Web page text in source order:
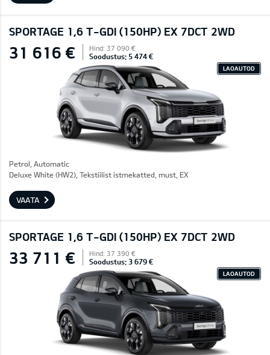
SPORTAGE 1,6 T-GDI (150HP) EX 7DCT 2WD
31 616 € Hind: 37 090 €
Soodustus: 5 474 €
LAOAUTOD
Petrol, Automatic
Deluxe White (HW2), Tekstiilist istmekatted, must, EX
VAATA
SPORTAGE 1,6 T-GDI (150HP) EX 7DCT 2WD
33 711 € Hind: 37 390 €
Soodustus: 3 679 €
LAOAUTOD